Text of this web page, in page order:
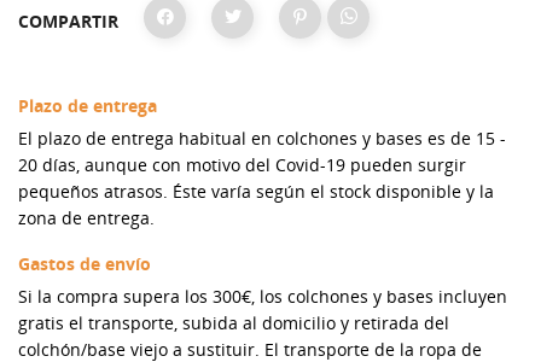
COMPARTIR
Plazo de entrega
El plazo de entrega habitual en colchones y bases es de 15 -
20 días, aunque con motivo del Covid-19 pueden surgir
pequeños atrasos. Éste varía según el stock disponible y la
zona de entrega.
Gastos de envío
Si la compra supera los 300€, los colchones y bases incluyen
gratis el transporte, subida al domicilio y retirada del
colchón/base viejo a sustituir. El transporte de la ropa de